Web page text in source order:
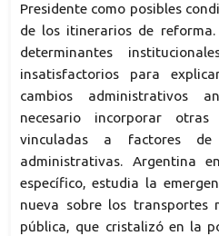
Presidente como posibles
de los itinerarios de reforma.
determinantes
insatisfactorios para
cambios administrativos
necesario incorporar otras
vinculadas a factores
administrativas. Argentina
específico, estudia la
nueva sobre los transportes
pública, que cristalizó en la